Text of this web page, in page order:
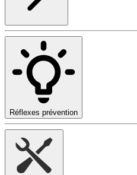
Réflexes prévention